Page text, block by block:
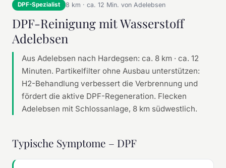
DPF-Spezialist 8 km · ca. 12 Min. von Adelebsen
DPF-Reinigung mit Wasserstoff
Adelebsen
Aus Adelebsen nach Hardegsen: ca. 8 km · ca. 12
Minuten. Partikelfilter ohne Ausbau unterstützen:
H2-Behandlung verbessert die Verbrennung und
fördert die aktive DPF-Regeneration. Flecken
Adelebsen mit Schlossanlage, 8 km südwestlich.
Typische Symptome – DPF